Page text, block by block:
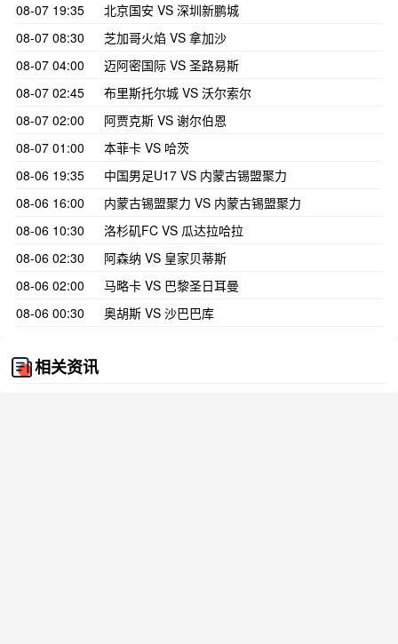
08-07 19:35
北京国安 VS 深圳新鹏城
08-07 08:30
芝加哥火焰 VS 拿加沙
08-07 04:00
迈阿密国际 VS 圣路易斯
08-07 02:45
布里斯托尔城 VS 沃尔索尔
08-07 02:00
阿贾克斯 VS 谢尔伯恩
08-07 01:00
本菲卡 VS 哈茨
08-06 19:35
中国男足U17 VS 内蒙古锡盟聚力
08-06 16:00
内蒙古锡盟聚力 VS 内蒙古锡盟聚力
08-06 10:30
洛杉矶FC VS 瓜达拉哈拉
08-06 02:30
阿森纳 VS 皇家贝蒂斯
08-06 02:00
马略卡 VS 巴黎圣日耳曼
08-06 00:30
奥胡斯 VS 沙巴巴库
相关资讯